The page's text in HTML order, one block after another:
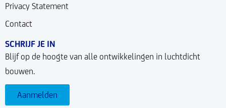
Privacy Statement
Contact
SCHRIJF JE IN
Blijf op de hoogte van alle ontwikkelingen in luchtdicht
bouwen.
Aanmelden